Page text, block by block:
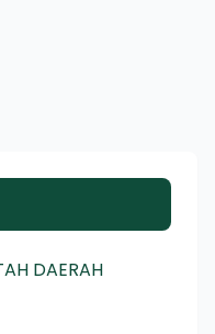
DAERAH